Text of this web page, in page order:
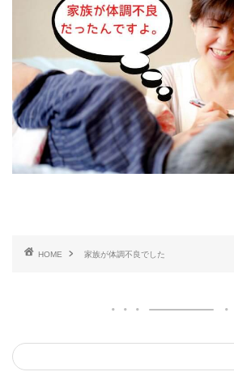
HOME 家族が体調不良でした